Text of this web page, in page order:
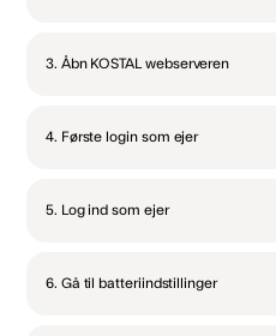
3. Åbn KOSTAL webserveren
4. Første login som ejer
5. Log ind som ejer
6. Gå til batteriindstillinger